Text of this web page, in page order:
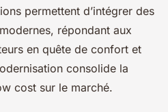
permettent d’intégrer des
répondant aux
en quête de confort et
consolide la
cost sur le marché.